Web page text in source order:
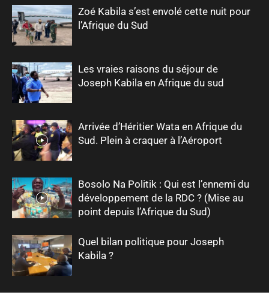
Zoé Kabila s’est envolé cette nuit pour
l’Afrique du Sud
Les vraies raisons du séjour de
Joseph Kabila en Afrique du sud
Arrivée d’Héritier Wata en Afrique du
Sud. Plein à craquer à l’Aéroport
Bosolo Na Politik : Qui est l’ennemi du
développement de la RDC ? (Mise au
point depuis l’Afrique du Sud)
Quel bilan politique pour Joseph
Kabila ?